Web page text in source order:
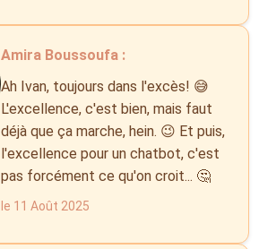
Amira Boussoufa :
Ah Ivan, toujours dans l'excès! 😅
L'excellence, c'est bien, mais faut
déjà que ça marche, hein. 😉 Et puis,
l'excellence pour un chatbot, c'est
pas forcément ce qu'on croit... 🤔
le 11 Août 2025